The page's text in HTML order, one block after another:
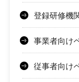
登録研修機
事業者向け
従事者向け